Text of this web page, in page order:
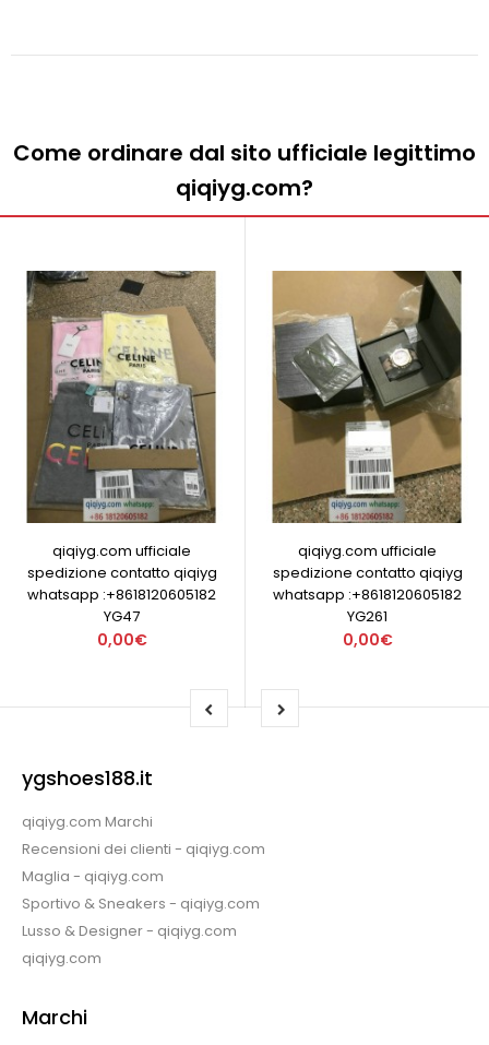
Come ordinare dal sito ufficiale legittimo
qiqiyg.com?
qiqiyg.com ufficiale
spedizione contatto qiqiyg
whatsapp :+8618120605182
YG47
0,00€
qiqiyg.com ufficiale
spedizione contatto qiqiyg
whatsapp :+8618120605182
YG261
0,00€
ygshoes188.it
qiqiyg.com Marchi
Recensioni dei clienti - qiqiyg.com
Maglia - qiqiyg.com
Sportivo & Sneakers - qiqiyg.com
Lusso & Designer - qiqiyg.com
qiqiyg.com
Marchi